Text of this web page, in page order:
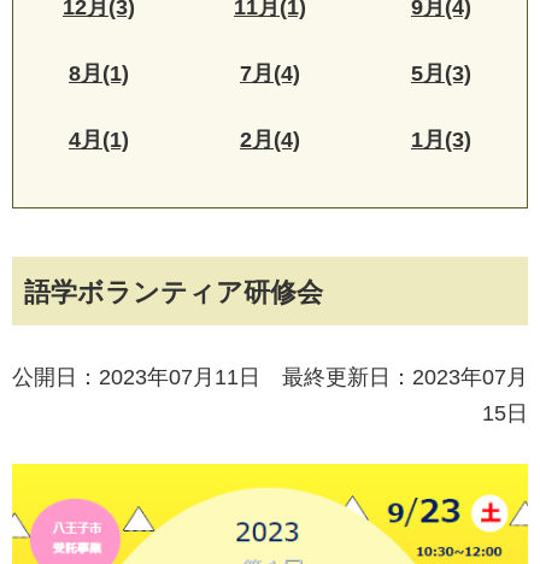
語学ボランティア研修会
公開日：2023年07月11日 最終更新日：2023年07月
15日
12月(3) 11月(1) 9月(4)
8月(1) 7月(4) 5月(3)
4月(1) 2月(4) 1月(3)